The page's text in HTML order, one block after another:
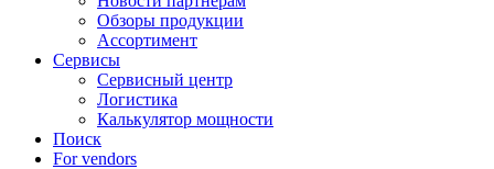
Обзоры продукции
Ассортимент
Сервисы
Сервисный центр
Логистика
Калькулятор мощности
Поиск
For vendors